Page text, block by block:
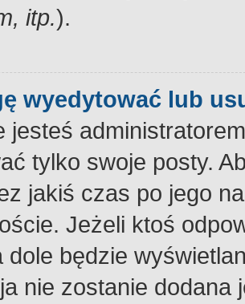
itp.).
wyedytować lub
jesteś
tylko swoje posty.
jakiś czas po jego
Jeżeli ktoś
dole będzie
nie zostanie dodana